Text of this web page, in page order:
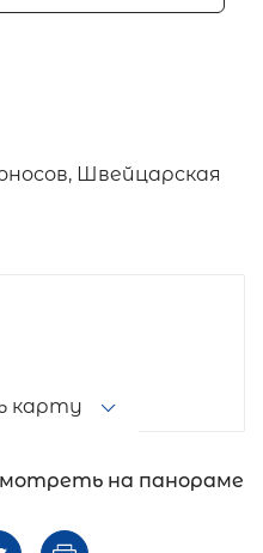
Швейцарская
карту
на панораме